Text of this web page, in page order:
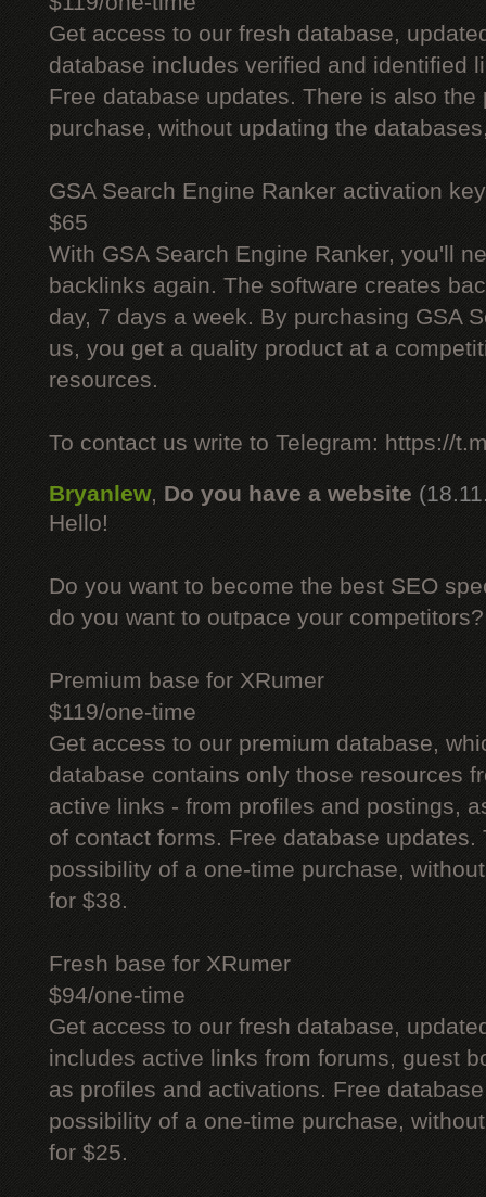
Get access to our fresh database,
database includes verified and identified
Free database updates. There is also
purchase, without updating the
GSA Search Engine Ranker activation key
$65
With GSA Search Engine Ranker, you'll
backlinks again. The software creates
day, 7 days a week. By purchasing GSA
us, you get a quality product at a
resources.
To contact us write to Telegram: https://
Bryanlew, Do you have a website
Hello!
Do you want to become the best SEO
do you want to outpace your competitors?
Premium base for XRumer
$119/one-time
Get access to our premium database,
database contains only those resources
active links - from profiles and postings,
of contact forms. Free database updates.
possibility of a one-time purchase,
for $38.
Fresh base for XRumer
$94/one-time
Get access to our fresh database,
includes active links from forums, guest
as profiles and activations. Free
possibility of a one-time purchase,
for $25.